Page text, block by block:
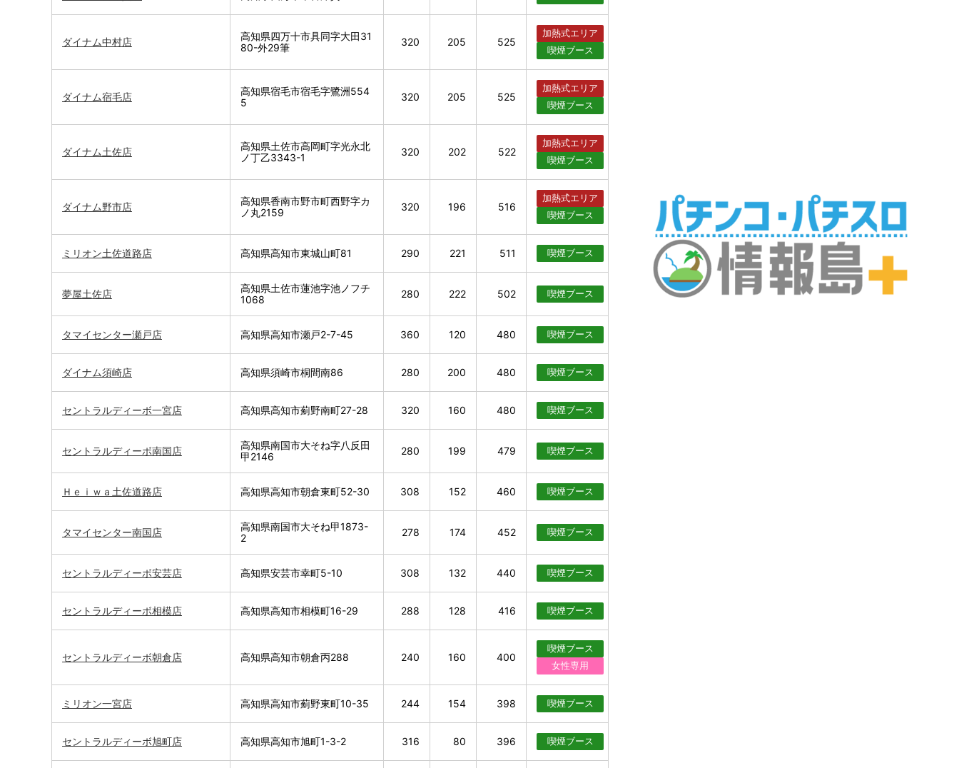
ダイナム中村店
高知県四万十市具同字大田31
80-外29筆
320 205 525
加熱式エリア
喫煙ブース
ダイナム宿毛店
高知県宿毛市宿毛字鷺洲554
5
320 205 525
加熱式エリア
喫煙ブース
ダイナム土佐店
高知県土佐市高岡町字光永北
ノ丁乙3343-1
320 202 522
加熱式エリア
喫煙ブース
ダイナム野市店
高知県香南市野市町西野字カ
ノ丸2159
320 196 516
加熱式エリア
喫煙ブース
ミリオン土佐道路店 高知県高知市東城山町81 290 221 511 喫煙ブース
夢屋土佐店
高知県土佐市蓮池字池ノフチ
1068
280 222 502 喫煙ブース
タマイセンター瀬戸店 高知県高知市瀬戸2-7-45 360 120 480 喫煙ブース
ダイナム須崎店 高知県須崎市桐間南86 280 200 480 喫煙ブース
セントラルディーボ一宮店 高知県高知市薊野南町27-28 320 160 480 喫煙ブース
セントラルディーボ南国店
高知県南国市大そね字八反田
甲2146
280 199 479 喫煙ブース
Ｈｅｉｗａ土佐道路店 高知県高知市朝倉東町52-30 308 152 460 喫煙ブース
タマイセンター南国店
高知県南国市大そね甲1873-
2
278 174 452 喫煙ブース
セントラルディーボ安芸店 高知県安芸市幸町5-10 308 132 440 喫煙ブース
セントラルディーボ相模店 高知県高知市相模町16-29 288 128 416 喫煙ブース
セントラルディーボ朝倉店 高知県高知市朝倉丙288 240 160 400
喫煙ブース
女性専用
ミリオン一宮店 高知県高知市薊野東町10-35 244 154 398 喫煙ブース
セントラルディーボ旭町店 高知県高知市旭町1-3-2 316 80 396 喫煙ブース